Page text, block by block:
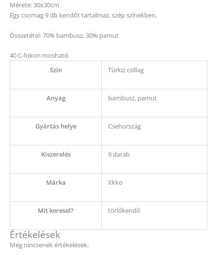
Mérete: 30x30cm
Egy csomag 9 db kendőt tartalmaz, szép színekben.
Összetétel: 70% bambusz, 30% pamut
40 C-fokon mosható.
Szín
Türkiz csillag
Anyag bambusz, pamut
Gyártás helye Csehország
Kiszerelés 9 darab
Márka Xkko
Mit keresel? törlőkendő
Értékelések
Még nincsenek értékelések.